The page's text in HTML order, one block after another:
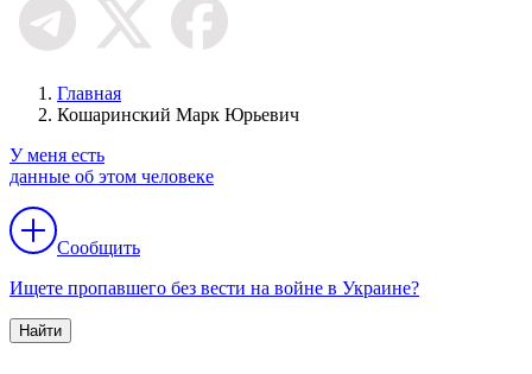
Главная
Кошаринский Марк Юрьевич
У меня есть
данные об этом человеке
Сообщить
Ищете пропавшего без вести на войне в Украине?
Найти